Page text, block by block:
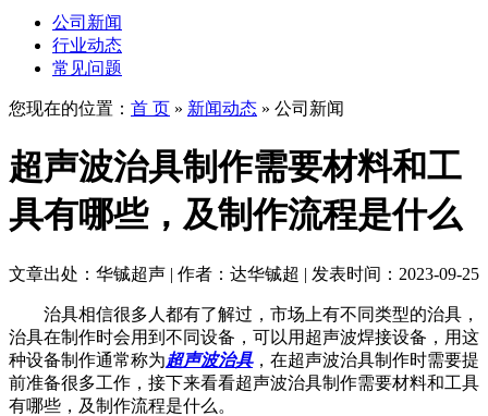
公司新闻
行业动态
常见问题
您现在的位置： 首 页 » 新闻动态 » 公司新闻
超声波治具制作需要材料和工
具有哪些，及制作流程是什么
文章出处：华铖超声 | 作者：达华铖超 | 发表时间：2023-09-25
治具相信很多人都有了解过，市场上有不同类型的治具，
治具在制作时会用到不同设备，可以用超声波焊接设备，用这
种设备制作通常称为超声波治具，在超声波治具制作时需要提
前准备很多工作，接下来看看超声波治具制作需要材料和工具
有哪些，及制作流程是什么。